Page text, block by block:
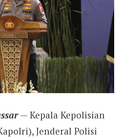
— Kepala Kepolisian
Jenderal Polisi